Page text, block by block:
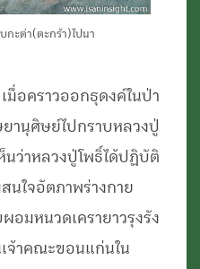
ะต่า(ตะกร้า)ไปนา
อคราวออกธุดงค์ในป่า
นุศิษย์ไปกราบหลวงปู่
นว่าหลวงปู่โพธิ์ได้ปฏิบัติ
นใจอัตภาพร่างกาย
มหนวดเครายาวรุงรัง
จ้าคณะขอนแก่นใน